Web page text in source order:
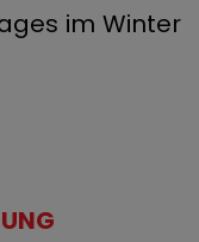
im Winter